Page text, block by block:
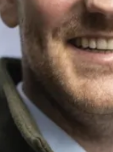
4 min lesing
FAQ – Interim
Ofte stilte spørsmål